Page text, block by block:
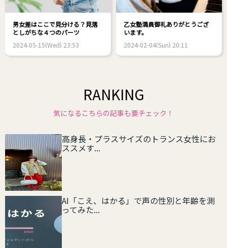
男女差はここで見分ける？見落
としがちな４つのパーツ
2024-05-15(Wed) 23:53
乙女塾満員御礼ありがとうござ
います。
2024-02-04(Sun) 20:11
RANKING
気になるこちらの記事も要チェック！
高身長・プラスサイズのトランス女性にお
ススメす...
AI「こえ、はかる」で声の性別と年齢を測
ってみた...